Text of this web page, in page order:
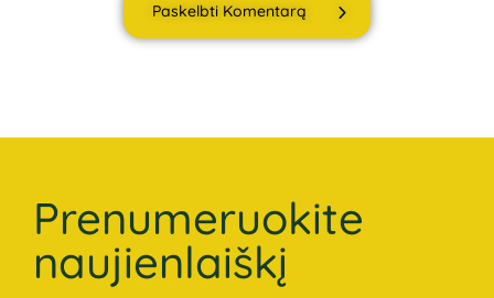
Paskelbti Komentarą
Prenumeruokite
naujienlaiškį